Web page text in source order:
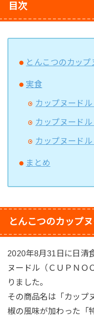
目次
とんこつのカップ
実食
カップヌード
カップヌード
カップヌード
まとめ
とんこつのカップ
2020年8月31日に日清
ヌードル（ＣＵＰＮＯ
りました。
その商品名は「カップ
椒の風味が加わった「